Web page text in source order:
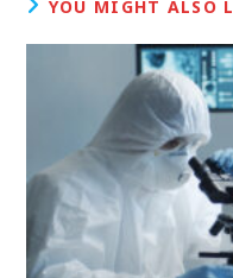
YOU MIGHT ALSO